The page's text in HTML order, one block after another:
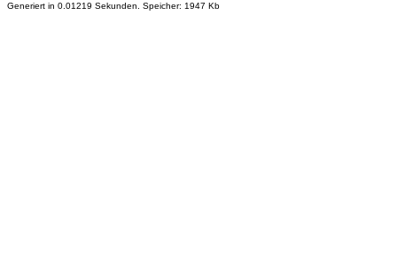
Generiert in 0.01219 Sekunden. Speicher: 1947 Kb